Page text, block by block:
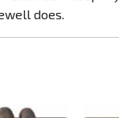
does.